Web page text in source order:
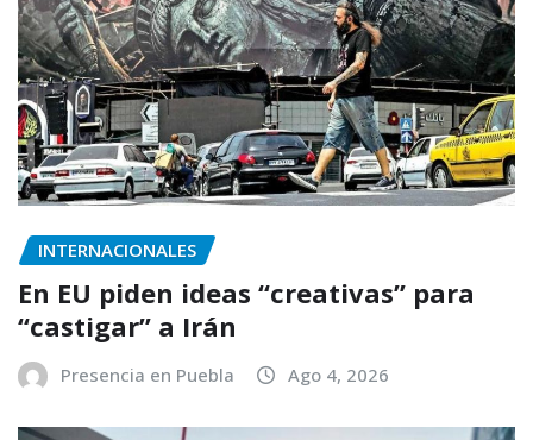
INTERNACIONALES
En EU piden ideas “creativas” para
“castigar” a Irán
Presencia en Puebla Ago 4, 2026